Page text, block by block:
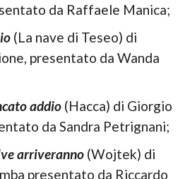
da Raffaele Manica;
(La nave di Teseo) di
presentato da Wanda
addio(Hacca) di Giorgio
da Sandra Petrignani;
arriveranno(Wojtek) di
presentato da Riccardo